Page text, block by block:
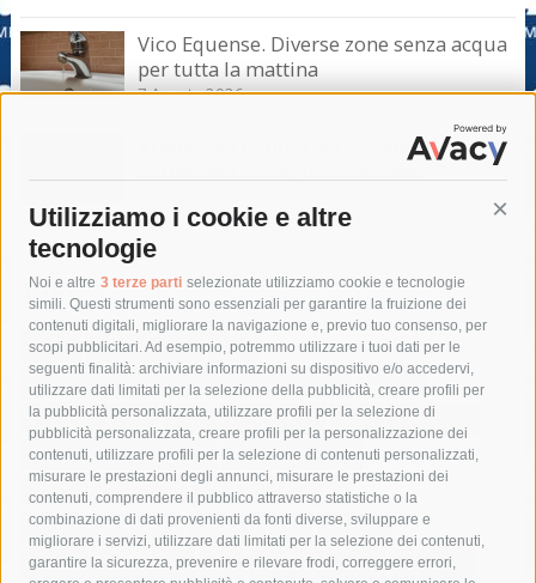
Utilizziamo i cookie e altre
tecnologie
Noi e altre 3 terze parti selezionate utilizziamo cookie e tecnologie
simili. Questi strumenti sono essenziali per garantire la fruizione dei
contenuti digitali, migliorare la navigazione e, previo tuo consenso, per
scopi pubblicitari. Ad esempio, potremmo utilizzare i tuoi dati per le
seguenti finalità: archiviare informazioni su dispositivo e/o accedervi,
utilizzare dati limitati per la selezione della pubblicità, creare profili per
la pubblicità personalizzata, utilizzare profili per la selezione di
pubblicità personalizzata, creare profili per la personalizzazione dei
contenuti, utilizzare profili per la selezione di contenuti personalizzati,
misurare le prestazioni degli annunci, misurare le prestazioni dei
contenuti, comprendere il pubblico attraverso statistiche o la
combinazione di dati provenienti da fonti diverse, sviluppare e
migliorare i servizi, utilizzare dati limitati per la selezione dei contenuti,
garantire la sicurezza, prevenire e rilevare frodi, correggere errori,
Vico Equense. Diverse zone senza acqua
per tutta la mattina
7 Agosto 2026
Traffico da bollino nero, statale
Tag
acqua allerta meteo
anas
area marina protetta di punta campanella
arresto
Asl Napoli 3 sud
capitaneria di porto capri
carabinieri
castellammare di stabia
circumvesuviana
comune di sorrento
concerto
contagi
costiera amalfitana
covid-19 eav
elezioni
fondazione sorrento
gori guardia costiera incidente